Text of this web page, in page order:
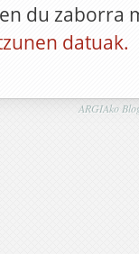
du zaborra
datuak.
ARGIAko